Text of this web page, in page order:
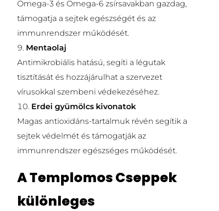
Omega-3 és Omega-6 zsírsavakban gazdag,
támogatja a sejtek egészségét és az
immunrendszer működését.
Mentaolaj
Antimikrobiális hatású, segíti a légutak
tisztítását és hozzájárulhat a szervezet
vírusokkal szembeni védekezéséhez.
Erdei gyümölcs kivonatok
Magas antioxidáns-tartalmuk révén segítik a
sejtek védelmét és támogatják az
immunrendszer egészséges működését.
A Templomos Cseppek
különleges